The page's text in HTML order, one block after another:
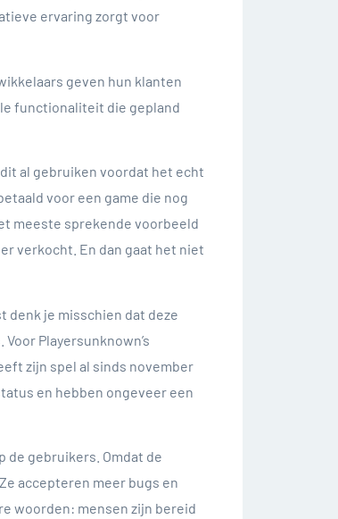
ervaring zorgt voor
geven hun klanten
functionaliteit die gepland
al gebruiken voordat het echt
voor een game die nog
meeste sprekende voorbeeld
verkocht. En dan gaat het niet
denk je misschien dat deze
Playersunknown’s
zijn spel al sinds november
en hebben ongeveer een
de gebruikers. Omdat de
accepteren meer bugs en
woorden: mensen zijn bereid